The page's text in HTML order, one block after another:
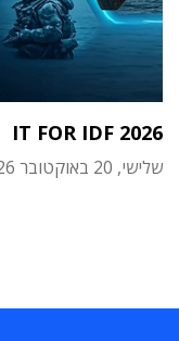
IT FOR IDF 2026
שלישי, 20 באוקטובר 2026